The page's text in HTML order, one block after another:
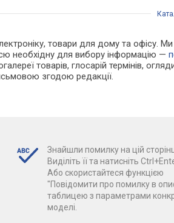
товари для дому та
необхідну для вибору інформацію —
товарів, глосарій термінів,
згодою редакції.
Знайшли помилку на цій
Виділіть її та натисніть
Або скористайтеся функцією
"Повідомити про помилку в
таблицею з параметрами
моделі.